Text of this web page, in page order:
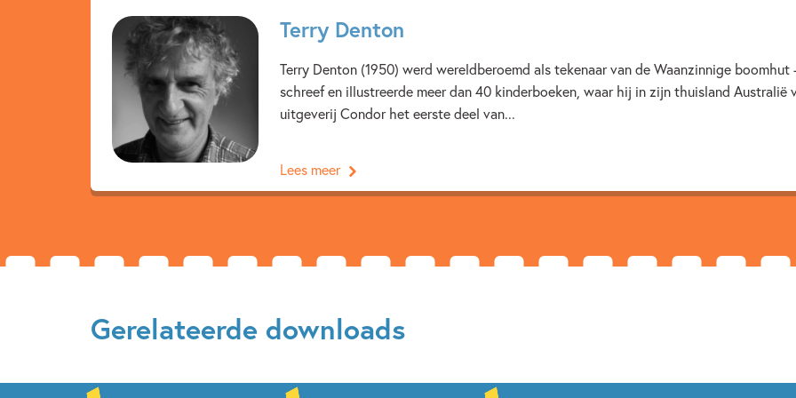
7 – 9 jaar Humor
Terry Denton
Terry Denton (1950) werd wereldberoemd als tekenaar van de Waanzinnige
schreef en illustreerde meer dan 40 kinderboeken, waar hij in zijn thuisland
uitgeverij Condor het eerste deel van...
Lees meer
Gerelateerde downloads